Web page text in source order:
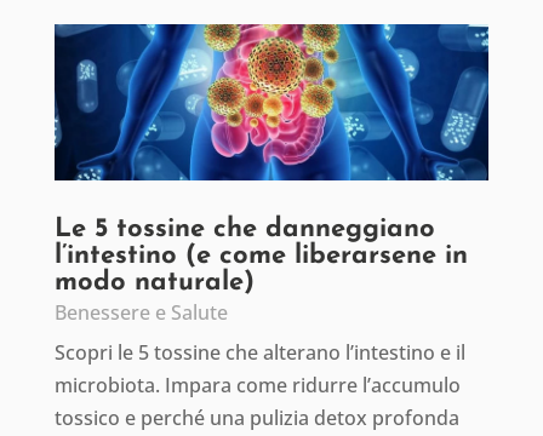
Le 5 tossine che danneggiano
l’intestino (e come liberarsene in
modo naturale)
Benessere e Salute
Scopri le 5 tossine che alterano l’intestino e il
microbiota. Impara come ridurre l’accumulo
tossico e perché una pulizia detox profonda